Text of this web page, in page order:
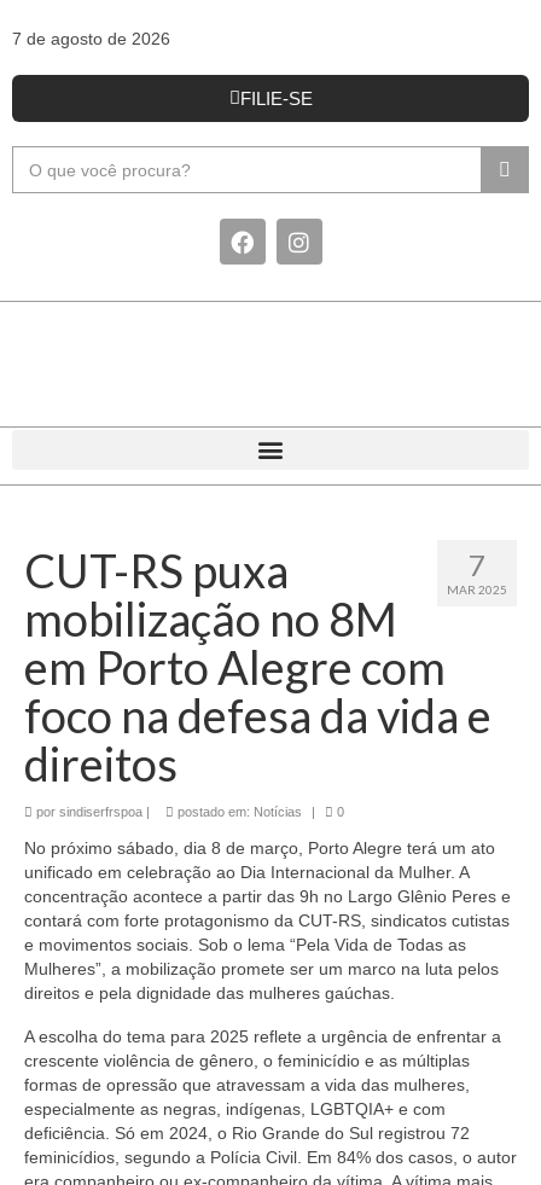
7 de agosto de 2026
FILIE-SE
7
MAR 2025
CUT-RS puxa
mobilização no 8M
em Porto Alegre com
foco na defesa da vida e
direitos
por sindiserfrspoa | postado em: Notícias | 0
No próximo sábado, dia 8 de março, Porto Alegre terá um ato
unificado em celebração ao Dia Internacional da Mulher. A
concentração acontece a partir das 9h no Largo Glênio Peres e
contará com forte protagonismo da CUT-RS, sindicatos cutistas
e movimentos sociais. Sob o lema “Pela Vida de Todas as
Mulheres”, a mobilização promete ser um marco na luta pelos
direitos e pela dignidade das mulheres gaúchas.
A escolha do tema para 2025 reflete a urgência de enfrentar a
crescente violência de gênero, o feminicídio e as múltiplas
formas de opressão que atravessam a vida das mulheres,
especialmente as negras, indígenas, LGBTQIA+ e com
deficiência. Só em 2024, o Rio Grande do Sul registrou 72
feminicídios, segundo a Polícia Civil. Em 84% dos casos, o autor
era companheiro ou ex-companheiro da vítima. A vítima mais